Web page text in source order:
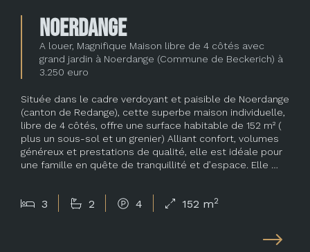
Noerdange
A louer, Magnifique Maison libre de 4 côtés avec
grand jardin à Noerdange (Commune de Beckerich) à
3.250 euro
Située dans le cadre verdoyant et paisible de Noerdange
(canton de Redange), cette superbe maison individuelle,
libre de 4 côtés, offre une surface habitable de 152 m² (
plus un sous-sol et un grenier) Alliant confort, volumes
généreux et prestations de qualité, elle est idéale pour
une famille en quête de tranquillité et d’espace. Elle …
3 2 4 152 m2